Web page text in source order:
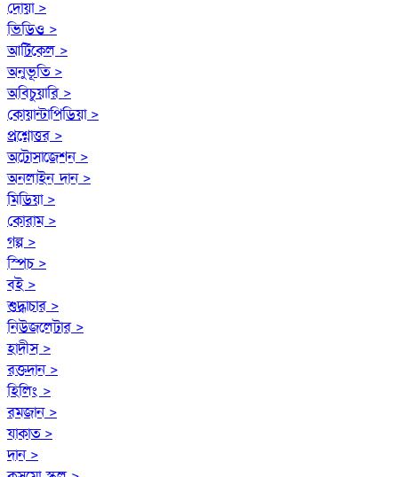
দোয়া >
ভিডিও >
আর্টিকেল >
অনুভূতি >
অবিচুয়ারি >
কোয়ান্টাপিডিয়া >
প্রশ্নোত্তর >
অটোসাজেশন >
অনলাইন দান >
মিডিয়া >
কোরাম >
গল্প >
স্পিচ >
বই >
শুদ্ধাচার >
নিউজলেটার >
হাদীস >
রক্তদান >
হিলিং >
রমজান >
যাকাত >
দান >